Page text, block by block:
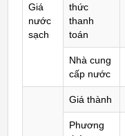
Giá
nước
sạch
thức
thanh
toán
Nhà cung
cấp nước
Giá thành
Phương